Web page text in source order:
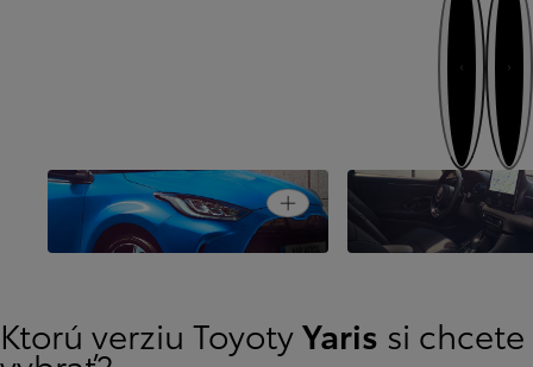
Naspäť
Oslnivý mestský dizajn
Open card
Inovatívnosť pre
Ktorú verziu ToyotyYaris si chcete